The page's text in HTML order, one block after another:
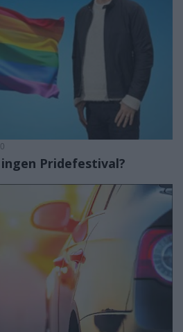
Pridefestival?